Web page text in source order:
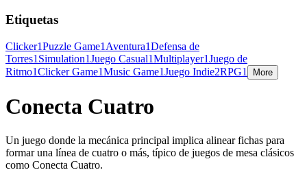
Etiquetas
Clicker1Puzzle Game1 Aventura1Defensa de
Torres1 Simulation1Juego Casual1Multiplayer1Juego de
Ritmo1Clicker Game1Music Game1Juego Indie2RPG1 More
Conecta Cuatro
Un juego donde la mecánica principal implica alinear fichas para
formar una línea de cuatro o más, típico de juegos de mesa clásicos
como Conecta Cuatro.